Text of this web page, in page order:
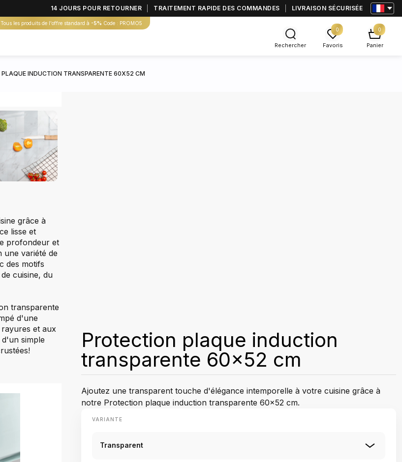
14 JOURS POUR RETOURNER TRAITEMENT RAPIDE DES COMMANDES LIVRAISON SÉCURISÉE
Tous les produits de l'offre standard à -5% Code : PROMO5
Rechercher
0
Favoris
0
Panier
INDUCTION TRANSPARENTE 60X52 CM
grâce à
lisse et
profondeur et
une variété de
des motifs
cuisine, du
transparente
d'une
et aux
simple
Protection plaque induction
transparente 60x52 cm
Ajoutez une transparent touche d'élégance intemporelle à votre cuisine grâce à
notre Protection plaque induction transparente 60x52 cm.
VARIANTE
Transparent